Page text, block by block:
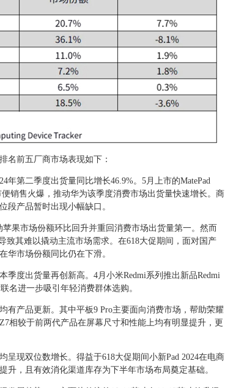
名前五厂商市场表现如下：
年第二季度出货量同比增长46.9%。5月上市的MatePad
销售火爆，推动华为该季度消费市场出货量快速增长。商
段产品暂时出现小幅缺口。
果市场份额环比回升并重回消费市场出货量第一。然而
致其难以撬动主流市场需求。在618大促期间，面对国产
华市场份额同比仍在下滑。
季度出货量再创新高。4月小米Redmi系列推出新品Redmi
名进一步吸引年轻消费群体选购。
有产品更新。其中平板9 Pro主要面向消费市场，帮助荣耀
相较于前两代产品在屏幕尺寸和性能上均有明显提升，更
呈现双位数增长。得益于618大促期间小新Pad 2024在电商
升，且有效消化渠道库存为下半年市场布局奠定基础。